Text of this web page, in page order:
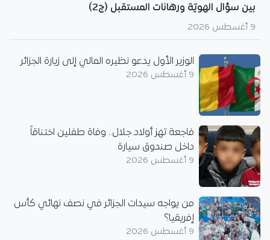
بين سؤال الهويّة ورهانات المستقبل (ج2)
9 أغسطس 2026
الوزير الأول يدعو نظيره المالي إلى زيارة الجزائر
9 أغسطس 2026
فاجعة تهز أولاد جلال.. وفاة طفلين اختناقاً
داخل صندوق سيارة
9 أغسطس 2026
من يواجه سيدات الجزائر في نصف نهائي كأس
إفريقيا؟
9 أغسطس 2026